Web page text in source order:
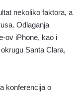
nekoliko faktora, a
Odlaganja
ov iPhone, kao i
Santa Clara,
konferencija o